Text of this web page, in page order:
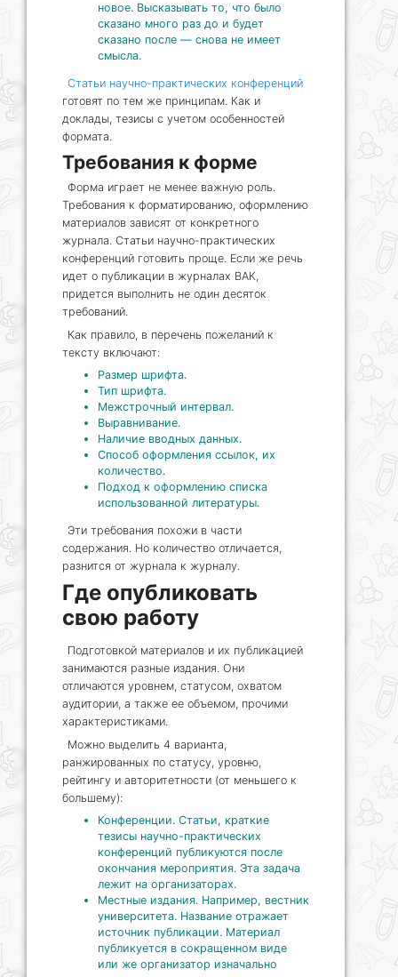
новое. Высказывать то, что было
сказано много раз до и будет
сказано после — снова не имеет
смысла.
Статьи научно-практических конференций
готовят по тем же принципам. Как и
доклады, тезисы с учетом особенностей
формата.
Требования к форме
Форма играет не менее важную роль.
Требования к форматированию, оформлению
материалов зависят от конкретного
журнала. Статьи научно-практических
конференций готовить проще. Если же речь
идет о публикации в журналах ВАК,
придется выполнить не один десяток
требований.
Как правило, в перечень пожеланий к
тексту включают:
Размер шрифта.
Тип шрифта.
Межстрочный интервал.
Выравнивание.
Наличие вводных данных.
Способ оформления ссылок, их
количество.
Подход к оформлению списка
использованной литературы.
Эти требования похожи в части
содержания. Но количество отличается,
разнится от журнала к журналу.
Где опубликовать
свою работу
Подготовкой материалов и их публикацией
занимаются разные издания. Они
отличаются уровнем, статусом, охватом
аудитории, а также ее объемом, прочими
характеристиками.
Можно выделить 4 варианта,
ранжированных по статусу, уровню,
рейтингу и авторитетности (от меньшего к
большему):
Конференции. Статьи, краткие
тезисы научно-практических
конференций публикуются после
окончания мероприятия. Эта задача
лежит на организаторах.
Местные издания. Например, вестник
университета. Название отражает
источник публикации. Материал
публикуется в сокращенном виде
или же организатор изначально